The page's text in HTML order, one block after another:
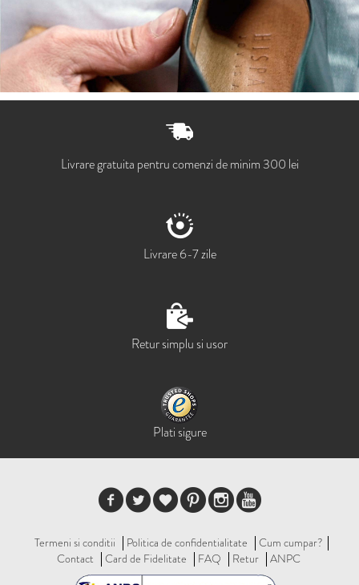
Livrare gratuita pentru comenzi de minim 300 lei
Livrare 6-7 zile
Retur simplu si usor
Plati sigure
Termeni si conditii Politica de confidentialitate
Cum cumpar?
Contact
Card de Fidelitate FAQ Retur ANPC